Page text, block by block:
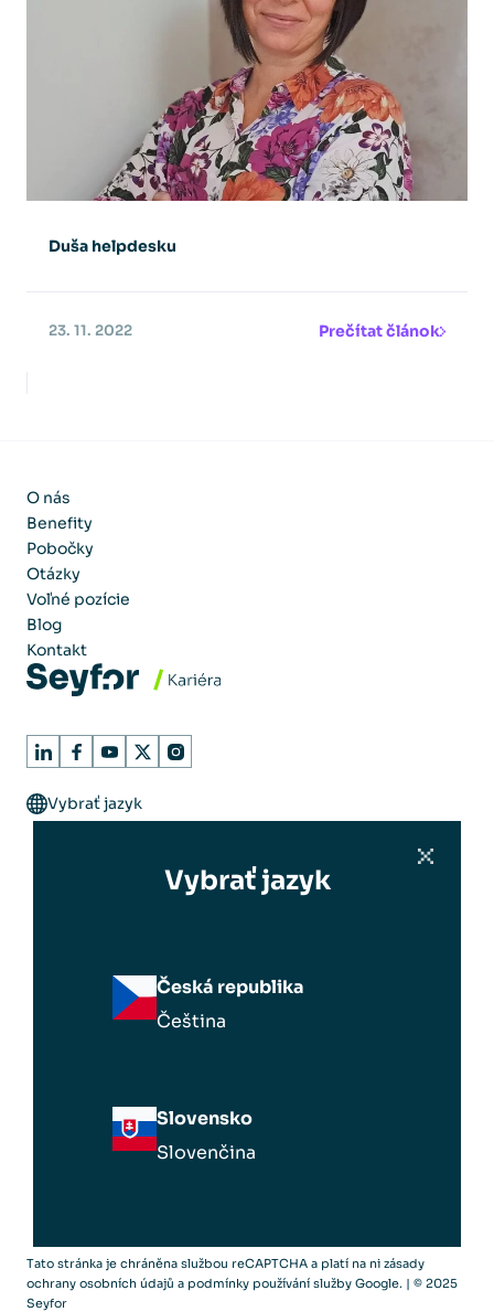
Duša helpdesku
23. 11. 2022 Prečítat článok
O nás
Benefity
Pobočky
Otázky
Voľné pozície
Blog
Kontakt
Vybrať jazyk
Vybrať jazyk
Česká republika
Čeština
Slovensko
Slovenčina
Tato stránka je chráněna službou reCAPTCHA a platí na ni zásady
ochrany osobních údajů a podmínky používání služby Google. | © 2025
Seyfor